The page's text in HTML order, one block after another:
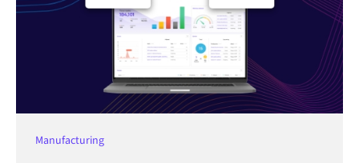
Manufacturing